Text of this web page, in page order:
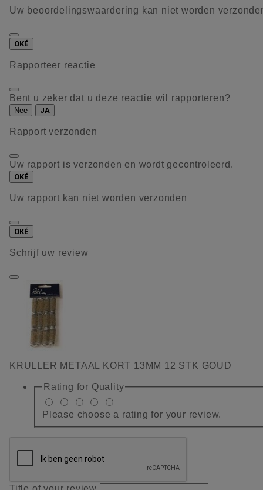
Uw beoordelingswaardering kan niet worden
OKÉ
Rapporteer reactie
Bent u zeker dat u deze reactie wil rapporteren?
Nee JA
Rapport verzonden
Uw rapport is verzonden en wordt gecontroleerd.
OKÉ
Uw rapport kan niet worden verzonden
OKÉ
Schrijf uw review
KRULLER METAAL KORT 13MM 12 STK GOUD
Rating for Quality
Please choose a rating for your review.